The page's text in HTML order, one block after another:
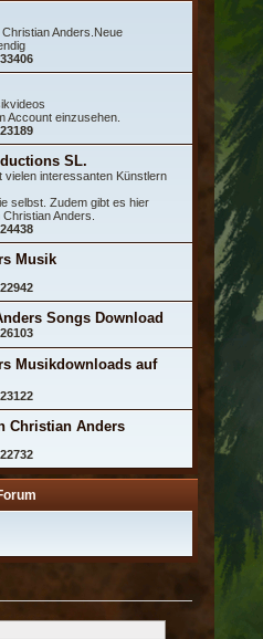
Anders.Neue
33406
Account einzusehen.
23189
SL.
vielen interessanten Künstlern
selbst. Zudem gibt es hier
Anders.
24438
Musik
22942
Songs Download
26103
Musikdownloads auf
23122
Christian Anders
22732